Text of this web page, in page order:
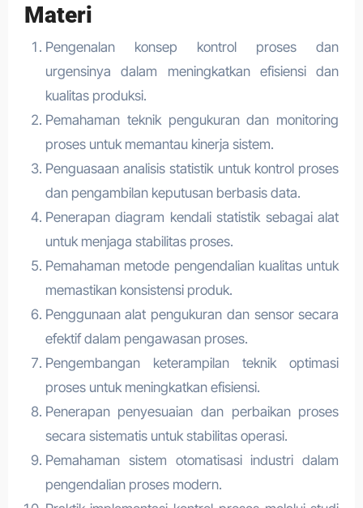
Materi
Pengenalan konsep kontrol proses dan
urgensinya dalam meningkatkan efisiensi dan
kualitas produksi.
Pemahaman teknik pengukuran dan monitoring
proses untuk memantau kinerja sistem.
Penguasaan analisis statistik untuk kontrol proses
dan pengambilan keputusan berbasis data.
Penerapan diagram kendali statistik sebagai alat
untuk menjaga stabilitas proses.
Pemahaman metode pengendalian kualitas untuk
memastikan konsistensi produk.
Penggunaan alat pengukuran dan sensor secara
efektif dalam pengawasan proses.
Pengembangan keterampilan teknik optimasi
proses untuk meningkatkan efisiensi.
Penerapan penyesuaian dan perbaikan proses
secara sistematis untuk stabilitas operasi.
Pemahaman sistem otomatisasi industri dalam
pengendalian proses modern.